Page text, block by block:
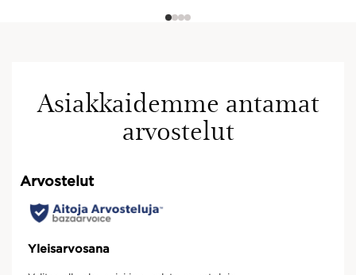
Asiakkaidemme antamat
arvostelut